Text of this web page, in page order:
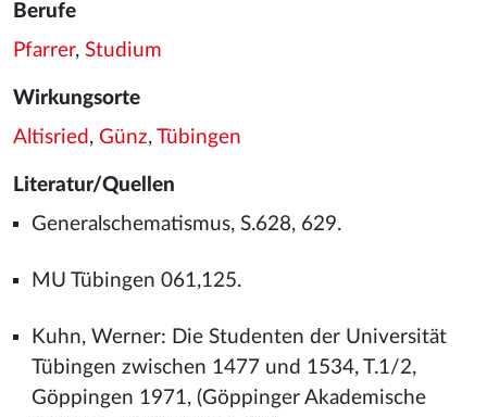
Berufe
Pfarrer, Studium
Wirkungsorte
Altisried , Günz, Tübingen
Literatur/Quellen
Generalschematismus, S.628, 629.
MU Tübingen 061,125.
Kuhn, Werner: Die Studenten der Universität
Tübingen zwischen 1477 und 1534, T.1/2,
Göppingen 1971, (Göppinger Akademische